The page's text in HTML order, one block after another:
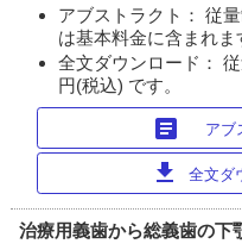
アブストラクト： 従
は基本料金に含まれま
全文ダウンロード：
円(税込) です。
article アブ
download 全文ダ
治療用義歯から総義歯の下